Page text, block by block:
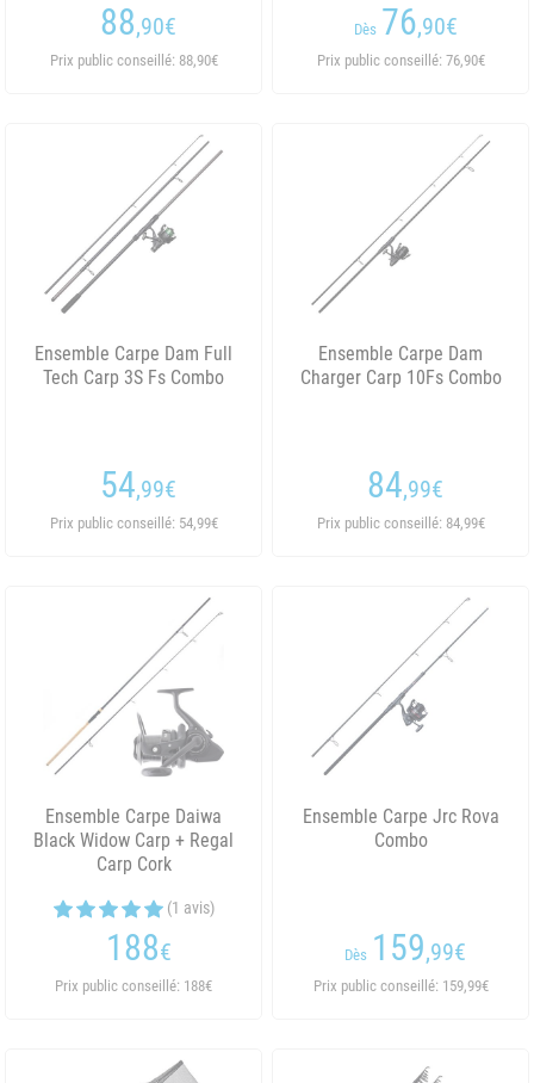
88,90€
Prix public conseillé: 88,90€
Dès 76,90€
Prix public conseillé: 76,90€
Ensemble Carpe Dam Full
Tech Carp 3S Fs Combo
54,99€
Prix public conseillé: 54,99€
Ensemble Carpe Dam
Charger Carp 10Fs Combo
84,99€
Prix public conseillé: 84,99€
Ensemble Carpe Daiwa
Black Widow Carp + Regal
Carp Cork
(1 avis)
188€
Prix public conseillé: 188€
Ensemble Carpe Jrc Rova
Combo
Dès 159,99€
Prix public conseillé: 159,99€